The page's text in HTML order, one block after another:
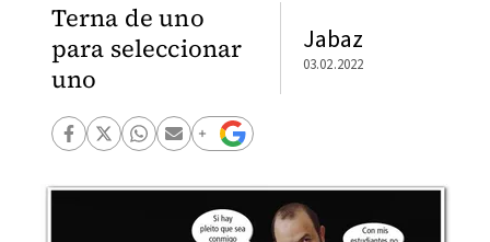
Terna de uno
para seleccionar
uno
Jabaz
03.02.2022